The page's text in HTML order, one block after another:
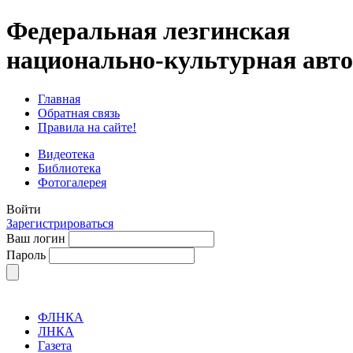
Федеральная лезгинская
национально-культурная
Главная
Обратная связь
Правила на сайте!
Видеотека
Библиотека
Фотогалерея
Войти
Зарегистрироваться
Ваш логин
Пароль
ФЛНКА
ЛНКА
Газета